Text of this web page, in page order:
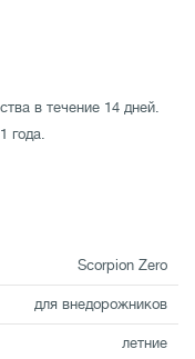
в течение 14 дней.
года.
Scorpion Zero
для внедорожников
летние